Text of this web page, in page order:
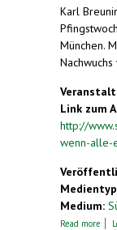
Karl
München.
Link zum
http://
wenn-alle-
Medium:
Read more